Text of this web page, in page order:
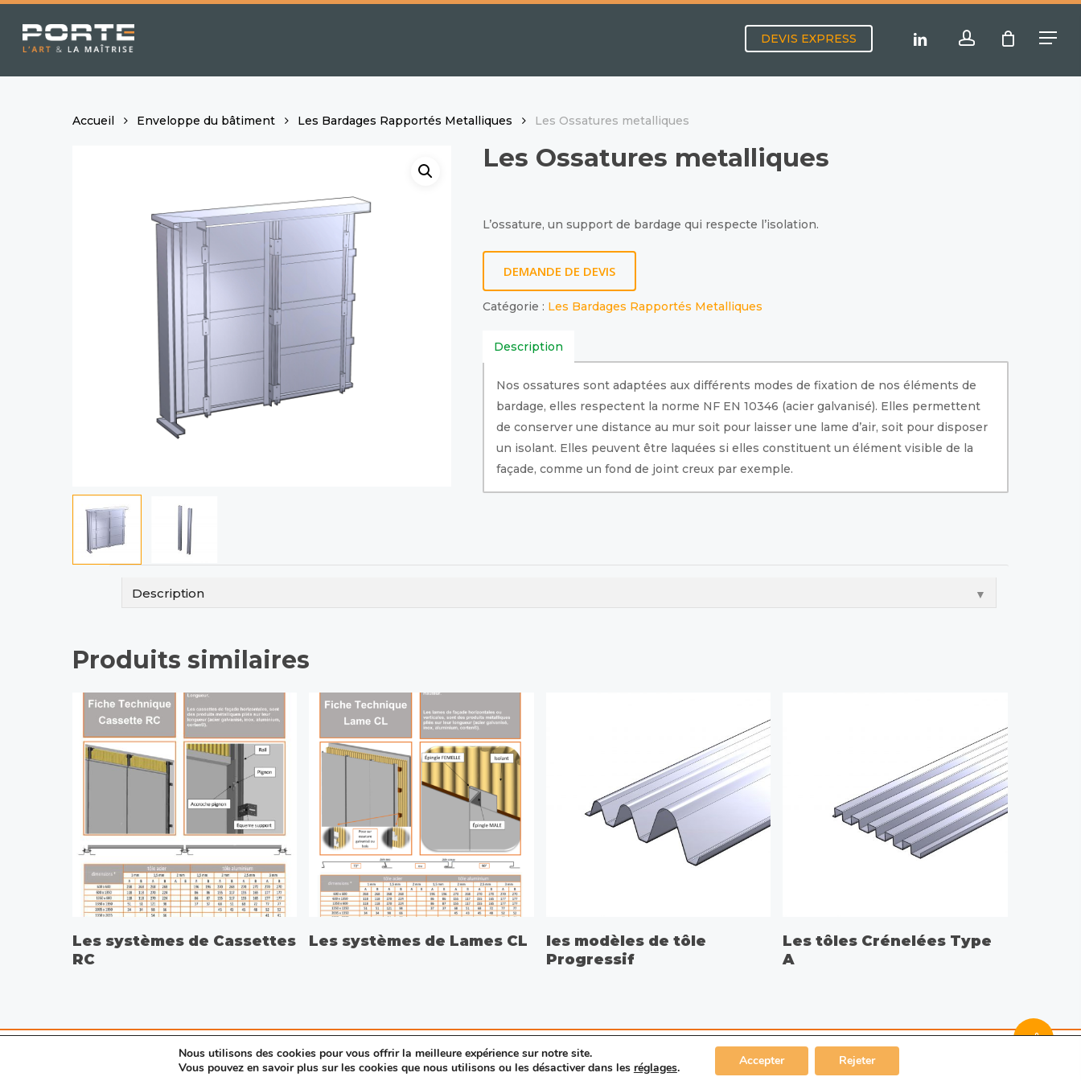
main
DEVIS EXPRESS linkedin accountMenu
Accueil Enveloppe du bâtiment Les Bardages Rapportés Metalliques Les Ossatures metalliques
Les Ossatures metalliques
L’ossature, un support de bardage qui respecte l’isolation.
DEMANDE DE DEVIS
Catégorie : Les Bardages Rapportés Metalliques
Description
Nos ossatures sont adaptées aux différents modes de fixation de nos éléments de
bardage, elles respectent la norme NF EN 10346 (acier galvanisé). Elles permettent
de conserver une distance au mur soit pour laisser une lame d’air, soit pour disposer
un isolant. Elles peuvent être laquées si elles constituent un élément visible de la
façade, comme un fond de joint creux par exemple.
Description ▼
Produits similaires
Les systèmes de Cassettes
RC
Les systèmes de Lames CL CHOIX DES OPTIONS
les modèles de tôle
Progressif
CHOIX DES OPTIONS
Les tôles Crénelées Type
A
© 2026 Porte SAS. |Mentions légales|Nous contacter| CGV
Nous utilisons des cookies pour vous offrir la meilleure expérience sur notre site.
Vous pouvez en savoir plus sur les cookies que nous utilisons ou les désactiver dans les réglages. Accepter Rejeter